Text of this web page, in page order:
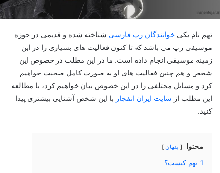
تهم نام یکی خوانندگان رپ فارسی شناخته شده و قدیمی در حوزه
موسیقی رپ می باشد که تا کنون فعالیت های بسیاری را در این
زمینه موسیقی انجام داده است. ما در این مطلب در خصوص این
شخص و هم چنین فعالیت‌ های او به صورت کامل صحبت خواهیم
کرد و مسائل مختلفی را در این خصوص بیان خواهیم کرد، با مطالعه
این مطلب از سایت ایران انفجار با این شخص آشنایی بیشتری پيدا
کنيد.
محتوا پنهان
1 تهم کیست؟